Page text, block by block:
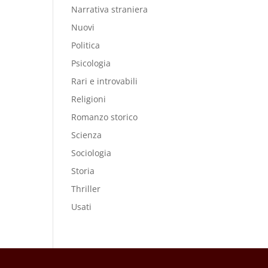
Narrativa straniera
Nuovi
Politica
Psicologia
Rari e introvabili
Religioni
Romanzo storico
Scienza
Sociologia
Storia
Thriller
Usati